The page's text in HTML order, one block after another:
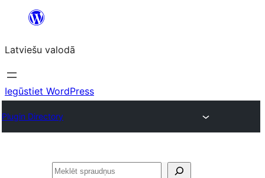
Pāriet
saturu
Latviešu valodā
Iegūstiet WordPress
Plugin Directory
Meklēt